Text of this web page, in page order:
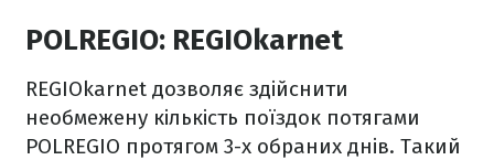
POLREGIO: REGIOkarnet
REGIOkarnet дозволяє здійснити
необмежену кількість поїздок потягами
POLREGIO протягом 3-х обраних днів. Такий